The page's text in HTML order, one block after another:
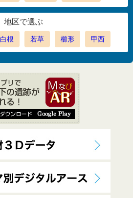
地区で選ぶ
白根 若草 櫛形 甲西